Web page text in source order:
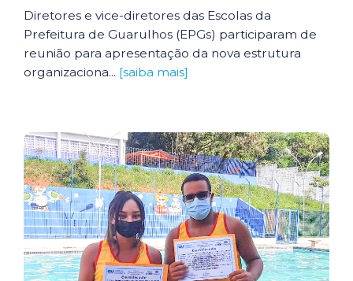
Diretores e vice-diretores das Escolas da
Prefeitura de Guarulhos (EPGs) participaram de
reunião para apresentação da nova estrutura
organizaciona... [saiba mais]